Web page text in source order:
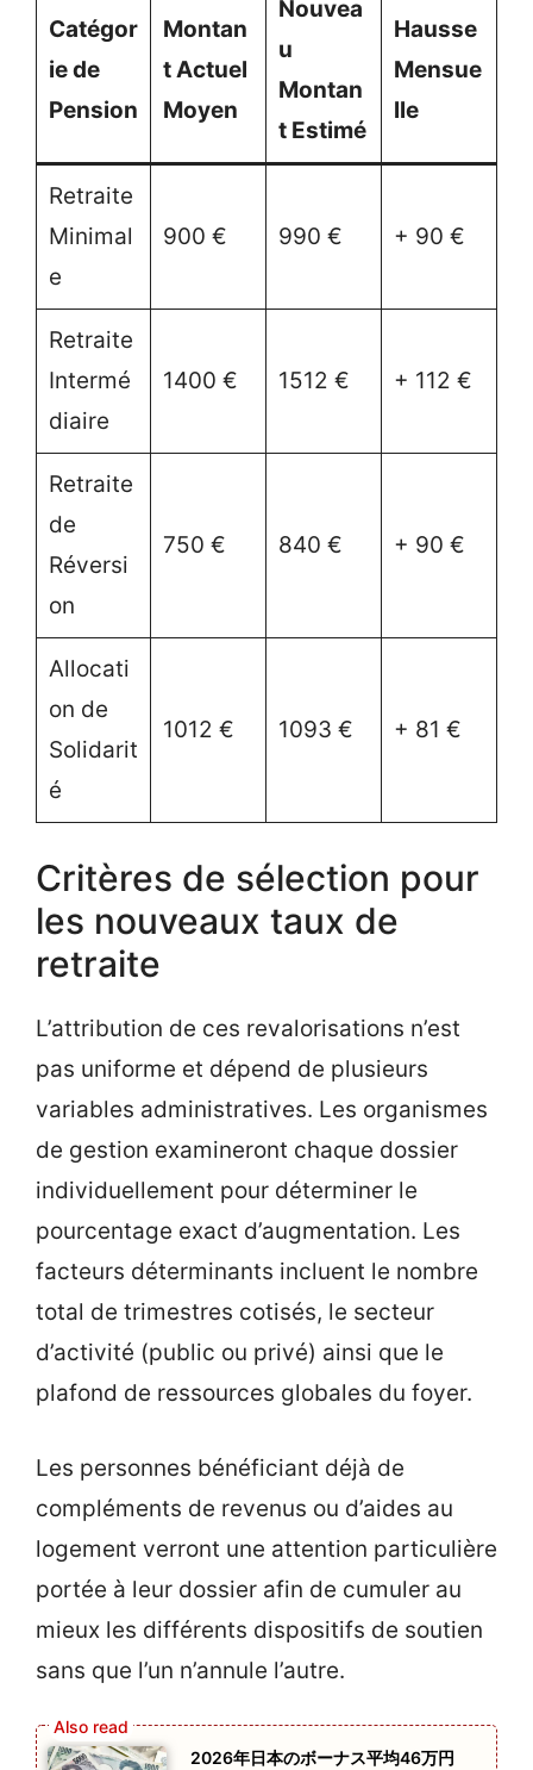
Catégor
ie de
Pension
Montan
t Actuel
Moyen
Nouvea
u
Montan
t Estimé
Hausse
Mensue
lle
Retraite
Minimal
e
900 € 990 € + 90 €
Retraite
Intermé
diaire
1400 € 1512 € + 112 €
Retraite
de
Réversi
on
750 € 840 € + 90 €
Allocati
on de
Solidarit
é
1012 € 1093 € + 81 €
Critères de sélection pour
les nouveaux taux de
retraite
L’attribution de ces revalorisations n’est
pas uniforme et dépend de plusieurs
variables administratives. Les organismes
de gestion examineront chaque dossier
individuellement pour déterminer le
pourcentage exact d’augmentation. Les
facteurs déterminants incluent le nombre
total de trimestres cotisés, le secteur
d’activité (public ou privé) ainsi que le
plafond de ressources globales du foyer.
Les personnes bénéficiant déjà de
compléments de revenus ou d’aides au
logement verront une attention particulière
portée à leur dossier afin de cumuler au
mieux les différents dispositifs de soutien
sans que l’un n’annule l’autre.
2026年日本のボーナス平均46万円